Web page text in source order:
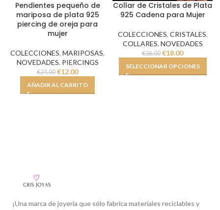
Pendientes pequeño de
mariposa de plata 925
piercing de oreja para
mujer
COLECCIONES, MARIPOSAS,
NOVEDADES, PIERCINGS
€24.00 €12.00
AÑADIR AL CARRITO
Collar de Cristales de Plata
925 Cadena para Mujer
COLECCIONES, CRISTALES,
COLLARES, NOVEDADES
€36.00 €18.00
SELECCIONAR OPCIONES
¡Una marca de joyería que sólo fabrica materiales reciclables y